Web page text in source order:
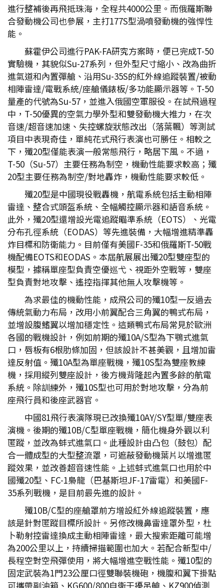
進行整補後再飛抵珠海，全程共4000公里。而俄羅斯聯
合發動機公司也參展，主打177S型渦噴發動機的強悍性
能。
蘇霍伊公司進行PAK-FA研究方案時，便已完成T-50
實驗機，其貌似Su-27系列，但外型尺寸縮小、改為曲折
進氣道和內置彈艙、沿用Su-35S的紅外線追蹤裝置/被動
相陣雷達/電戰系統/座艙儀錶板/多功能顯示器等。T-50
量產的代號為Su-57，並進入俄國空軍服役。在試飛過程
中，T-50優異的空氣力學外型和雙發動機大推力，在次
音速/超音速加速、失控螺旋狀態改出（落葉飄）等測試
項目中表現奇佳，單純花式飛行表演也可勝任。相較之
下，殲20型僅能表演一般常態飛行，略居下風。不過，
T-50（Su-57）主要任務為制空，機動性能要求較高；殲
20型主要任務為制空/對地轟炸，機動性能要求較低。
殲20型是中國現役戰轟機，航電系統包括主動相陣
雷達、整合式頭盔系統、全幅觸控顯示器和語音系統。
此外，殲20型還增設光電追蹤瞄準系統（EOTS）、光電
分布孔徑系統（EODAS）等先進裝備，大幅增進精準轟
炸目標和防衛能力。目前僅有美國F-35和俄羅斯T-50戰
機配備EOTS和EODAS。本屆航展展出殲20型雙座型的
模型，據稱單座型負責空優巡弋、視距外空戰等，雙座
型負責對地攻擊、遙控指揮其他無人攻擊機等。
為求最佳的機動性能，成飛公司的殲10型一反過去
傳統氣動力布局，改用小前翼配合三角翼的鴨式布局，
並增設腹鰭翼以增加穩定性。這類鴨式布局常見於歐洲
各國的戰機設計，例如前期的殲10A/S型為下鶚式進氣
口，唇板有6根肋條加固，但該設計不甚美觀，且增加雷
達反射值。殲10A型為單座戰機，殲10S型為雙座教練
機，採用縱列雙座設計，後方機背隆起內置多餘的航電
系統。除訓練外，殲10S型也可用於對地攻擊，分為前
座飛行員和後座武器官。
中國81飛行表演隊現已改換殲10AY/SY型單/雙座表
演機。後期的殲10B/C型單座戰機，簡化機身外觀以利
匿蹤，並改為蚌式進氣口。此種設計由凸包（鼓包）配
合一體成型的大型整流罩，可遮蔽發動機葉片以增進匿
蹤效果，並改善超音速性能。上述蚌式進氣口也用於中
國殲20型、FC-1梟龍（巴基斯坦JF-17雷電）和美國F-
35系列戰機，是目前最先進的設計。
殲10B/C型的座艙罩前方增設紅外線追蹤裝置，應
該是針對匿蹤目標所設計。另修改機鼻雷達罩外型，杜
卜勒射控雷達換成主動相陣雷達，最大搜索距離可能增
為200公里以上，持續掃描範圍也加大。若配合新型中/
長程空對空飛彈使用，將大幅增進空戰性能。殲10型的
固定武裝為1門23公厘口徑雙聯裝機砲，機腹和翼下掛點
可攜帶副油箱、KG600/800自衛干擾吊艙、KZ900偵測